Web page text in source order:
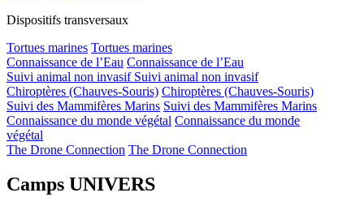
Dispositifs transversaux
Tortues marines Tortues marines
Connaissance de l’Eau Connaissance de l’Eau
Suivi animal non invasif Suivi animal non invasif
Chiroptères (Chauves-Souris) Chiroptères (Chauves-Souris)
Suivi des Mammifères Marins Suivi des Mammifères Marins
Connaissance du monde végétal Connaissance du monde
végétal
The Drone Connection The Drone Connection
Camps UNIVERS